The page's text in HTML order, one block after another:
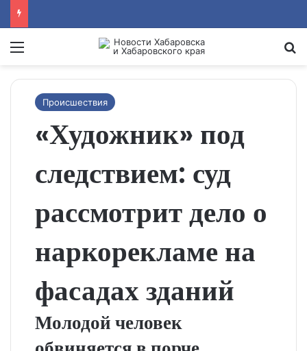
Menu
Происшествия
«Художник» под
следствием: суд
рассмотрит дело о
наркорекламе на
фасадах зданий
Молодой человек